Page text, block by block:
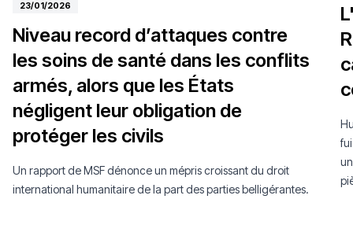
23/01/2026
Niveau record d’attaques contre
les soins de santé dans les conflits
armés, alors que les États
négligent leur obligation de
protéger les civils
Un rapport de MSF dénonce un mépris croissant du droit
international humanitaire de la part des parties belligérantes.